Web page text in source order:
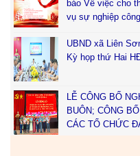
báo Về việc cho
vụ sự nghiệp
UBND xã Liên
Kỳ họp thứ Hai
LỄ CÔNG BỐ
BUÔN; CÔNG
CÁC TỔ CHỨC